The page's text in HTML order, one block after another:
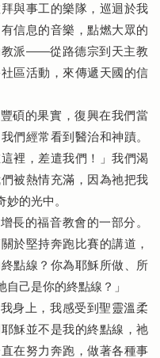
與事工的樂隊，巡迴於我
信息的音樂，點燃大眾的
教派——從路德宗到天主教
區活動，來傳遞天國的信
碩的果實，復興在我們當
們經常看到醫治和神蹟。
裡，差遣我們！」我們渴
被熱情充滿，因為祂把我
的光中。
長的福音教會的一部分。
於堅持奔跑比賽的講道，
點線？你為耶穌所做、所
己是你的終點線？」
身上，我感受到聖靈溫柔
穌並不是我的終點線，祂
在努力奔跑，做著各種事